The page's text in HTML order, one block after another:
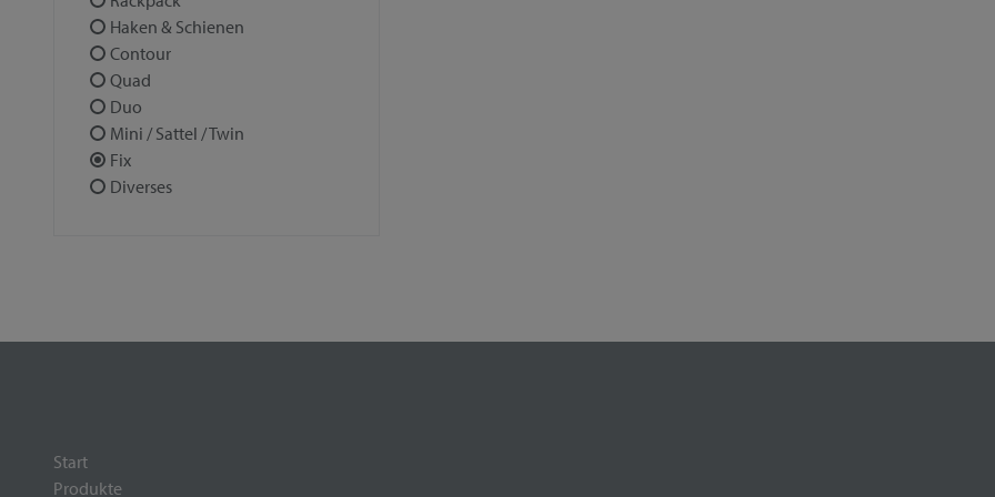
Haken & Schienen
Contour
Quad
Duo
Mini / Sattel / Twin
Fix
Diverses
Start
Produkte